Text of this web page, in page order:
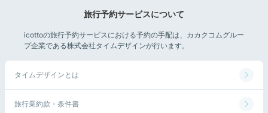
旅行予約サービスについて
icottoの旅行予約サービスにおける予約の手配は、カカクコムグルー
プ企業である株式会社タイムデザインが行います。
タイムデザインとは
旅行業約款・条件書